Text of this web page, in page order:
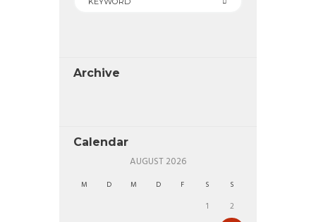
Archive
Calendar
AUGUST2026
M D M D F S S
1
2